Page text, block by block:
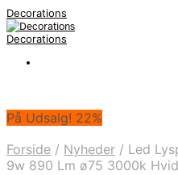
Decorations
Decorations
På Udsalg! 22%
Forside / Nyheder / Led
9w 890 Lm ø75 3000k